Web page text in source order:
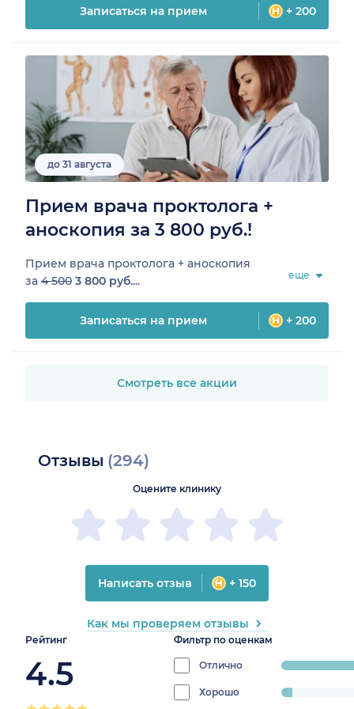
Записаться на прием + 200
до 31 августа
Прием врача проктолога +
аноскопия за 3 800 руб.!
Прием врача проктолога + аноскопия
за 4 500 3 800 руб.... еще
Записаться на прием + 200
Смотреть все акции
Отзывы (294)
Рейтинг
4.5
Фильтр по оценкам
Отлично
progress:
Хорошо
Оцените клинику
Написать отзыв + 150
Как мы проверяем отзывы